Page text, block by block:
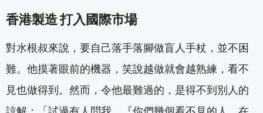
香港製造 打入國際市場
對水根叔來說，要自己落手落腳做盲人手杖，並不困
難。他摸著眼前的機器，笑說越做就會越熟練，看不
見也做得到。然而，令他最難過的，是得不到別人的